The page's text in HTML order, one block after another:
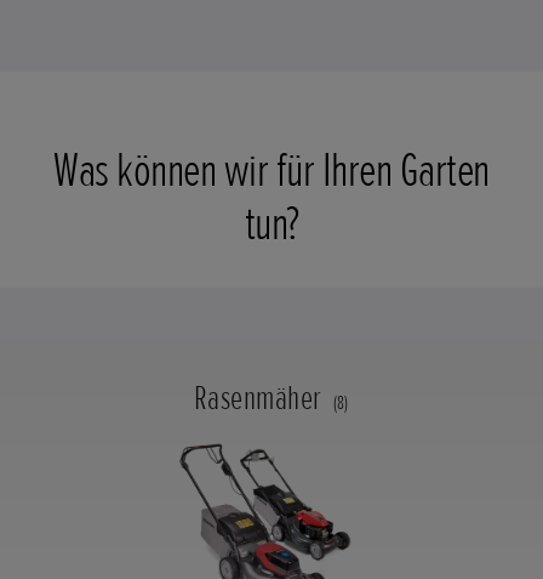
Was können wir für Ihren Garten
tun?
Rasenmäher (8)